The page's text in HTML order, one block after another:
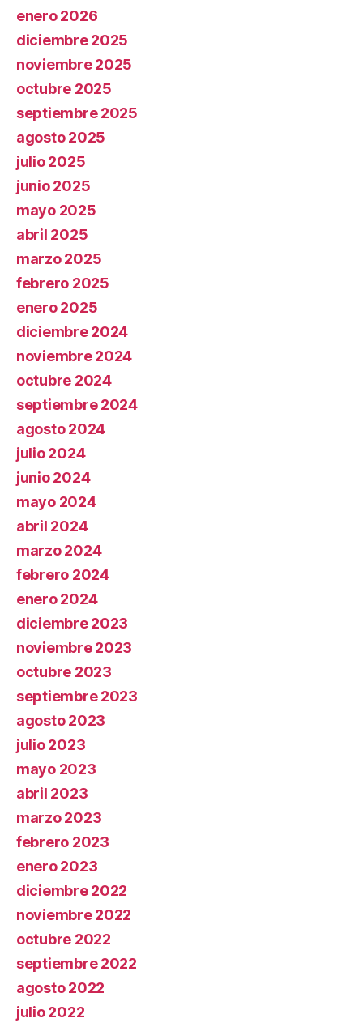
enero 2026
diciembre 2025
noviembre 2025
octubre 2025
septiembre 2025
agosto 2025
julio 2025
junio 2025
mayo 2025
abril 2025
marzo 2025
febrero 2025
enero 2025
diciembre 2024
noviembre 2024
octubre 2024
septiembre 2024
agosto 2024
julio 2024
junio 2024
mayo 2024
abril 2024
marzo 2024
febrero 2024
enero 2024
diciembre 2023
noviembre 2023
octubre 2023
septiembre 2023
agosto 2023
julio 2023
mayo 2023
abril 2023
marzo 2023
febrero 2023
enero 2023
diciembre 2022
noviembre 2022
octubre 2022
septiembre 2022
agosto 2022
julio 2022